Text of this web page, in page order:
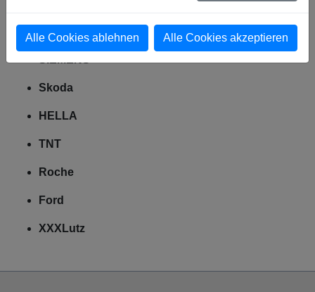
AIRBUS
Skoda
HELLA
TNT
Roche
Ford
XXXLutz
Alle Cookies ablehnen Alle Cookies akzeptieren